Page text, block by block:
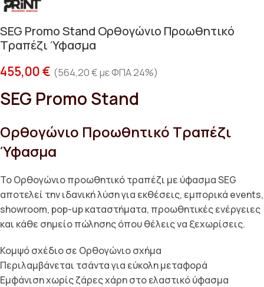
SEG Promo Stand Ορθογώνιο Προωθητικό
Τραπέζι Ύφασμα
455,00€ (564,20€με ΦΠΑ 24%)
SEG Promo Stand
Ορθογώνιο Προωθητικό Τραπέζι
Ύφασμα
Το Ορθογώνιο προωθητικό τραπέζι με ύφασμα SEG
αποτελεί την ιδανική λύση για εκθέσεις, εμπορικά events,
showroom, pop-up καταστήματα, προωθητικές ενέργειες
και κάθε σημείο πώλησης όπου θέλεις να ξεχωρίσεις.
Κομψό σχέδιο σε Ορθογώνιο σχήμα
Περιλαμβάνεται τσάντα για εύκολη μεταφορά
Εμφάνιση χωρίς ζάρες χάρη στο ελαστικό ύφασμα